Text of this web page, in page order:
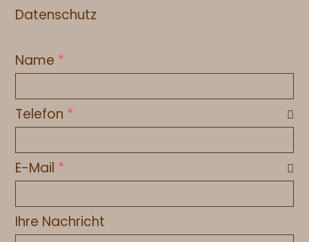
Datenschutz
Formular überspringen
Name *
Telefon *
E-Mail *
Ihre Nachricht